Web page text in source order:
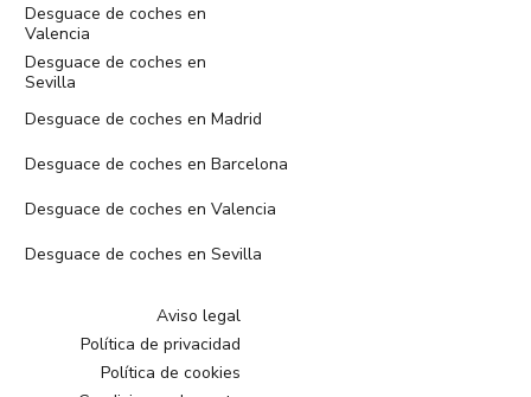
Desguace de coches en
Valencia
Desguace de coches en
Sevilla
Desguace de coches en Madrid
Desguace de coches en Barcelona
Desguace de coches en Valencia
Desguace de coches en Sevilla
Aviso legal
Política de privacidad
Política de cookies